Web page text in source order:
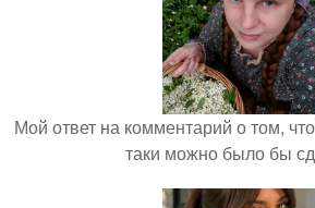
Мой ответ на комментарий о том,
таки можно было бы